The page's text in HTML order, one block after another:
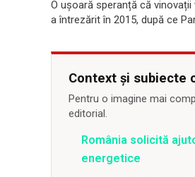
O ușoară speranță că
a întrezărit în 2015, după ce
Context și subiecte
Pentru o imagine mai
editorial.
România solicită
energetice